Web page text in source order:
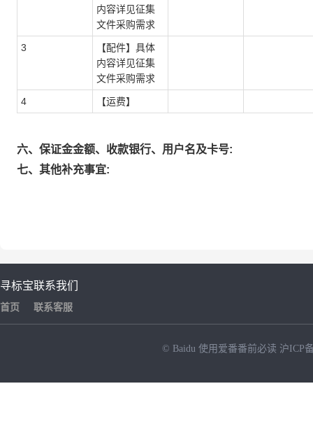
内容详见征集
文件采购需求
3
【配件】具体
内容详见征集
文件采购需求
4 【运费】
六、保证金金额、收款银行、用户名及卡号:
七、其他补充事宜:
寻标宝
首页
联系我们
联系客服
© Baidu 使用爱番番前必读 沪ICP